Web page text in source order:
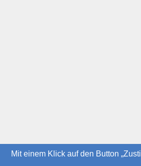
Mit einem Klick auf den Button